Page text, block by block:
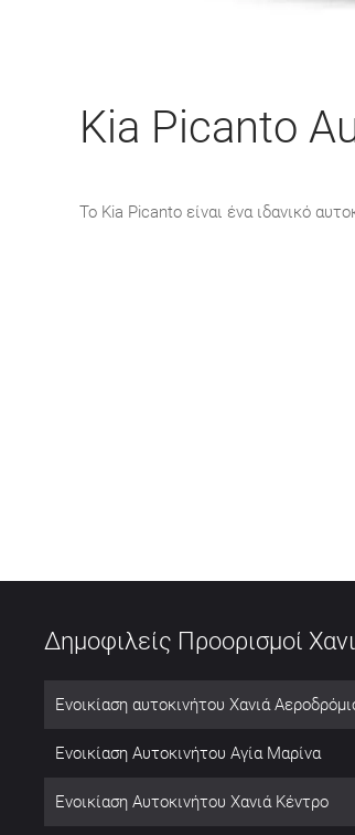
Kia Picanto
Το Kia Picanto είναι ένα ιδανικό
Δημοφιλείς Προορισμοί
Ενοικίαση αυτοκινήτου Χανιά
Ενοικίαση Αυτοκινήτου Αγία Μαρίνα
Ενοικίαση Αυτοκινήτου Χανιά Κέντρο